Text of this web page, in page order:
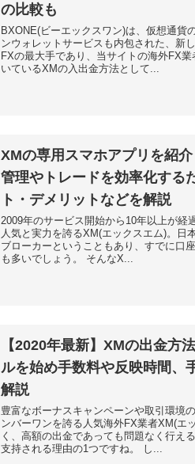
の比較も
BXONE(ビーエックスワン)は、仮想通貨
ンウォレットサービスも内包された、新
FXの最大手であり、当サイトの海外FX
いているXMの入出金方法として...
XMの専用スマホアプリを紹
管理やトレードを効率化する
ト・デメリットなどを解説
2009年のサービス開始から10年以上が経
人気と実力を誇るXM(エックスエム)。日
ブローカーということもあり、すでに口
も多いでしょう。 そんなX...
【2020年最新】XMの出金方
ルを始め手数料や反映時間、
解説
豊富なボーナスキャンペーンや取引環境
ンバーワンを誇る人気海外FX業者XM(エ
く、高額の出金であっても問題なく行え
支持される理由の1つですね。 し...